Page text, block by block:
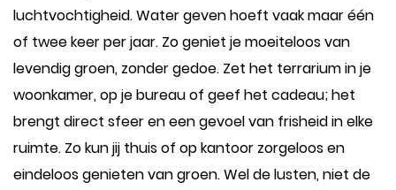
luchtvochtigheid. Water geven hoeft vaak maar één
of twee keer per jaar. Zo geniet je moeiteloos van
levendig groen, zonder gedoe. Zet het terrarium in je
woonkamer, op je bureau of geef het cadeau; het
brengt direct sfeer en een gevoel van frisheid in elke
ruimte. Zo kun jij thuis of op kantoor zorgeloos en
eindeloos genieten van groen. Wel de lusten, niet de